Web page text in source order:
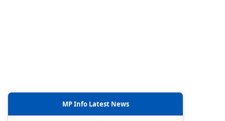
MP Info Latest News